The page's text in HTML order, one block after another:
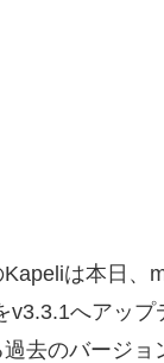
は本日、
v3.3.1へアッ
去のバージョ